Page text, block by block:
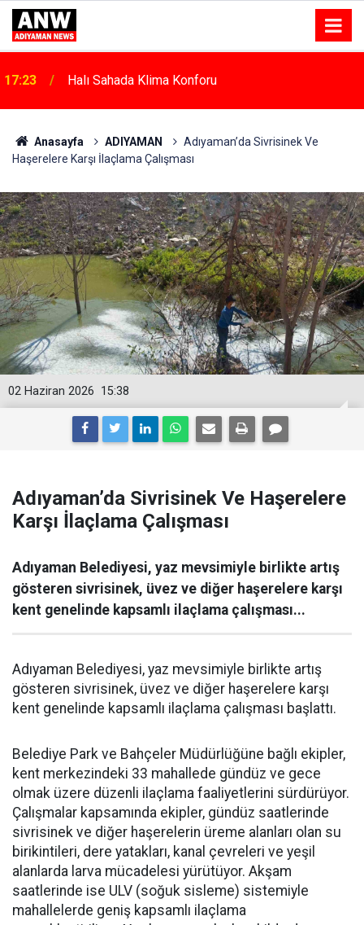
17:18 Depremde Azalan Derslik Sayısı Yeni Okullarla Arttı
Anasayfa ADIYAMAN
Adıyaman’da Sivrisinek Ve
Haşerelere Karşı İlaçlama Çalışması
15:38
02 Haziran 2026
Adıyaman’da Sivrisinek Ve Haşerelere
Karşı İlaçlama Çalışması
Adıyaman Belediyesi, yaz mevsimiyle birlikte artış
gösteren sivrisinek, üvez ve diğer haşerelere karşı
kent genelinde kapsamlı ilaçlama çalışması...
Adıyaman Belediyesi, yaz mevsimiyle birlikte artış
gösteren sivrisinek, üvez ve diğer haşerelere karşı
kent genelinde kapsamlı ilaçlama çalışması başlattı.
Belediye Park ve Bahçeler Müdürlüğüne bağlı ekipler,
kent merkezindeki 33 mahallede gündüz ve gece
olmak üzere düzenli ilaçlama faaliyetlerini sürdürüyor.
Çalışmalar kapsamında ekipler, gündüz saatlerinde
sivrisinek ve diğer haşerelerin üreme alanları olan su
birikintileri, dere yatakları, kanal çevreleri ve yeşil
alanlarda larva mücadelesi yürütüyor. Akşam
saatlerinde ise ULV (soğuk sisleme) sistemiyle
mahallelerde geniş kapsamlı ilaçlama